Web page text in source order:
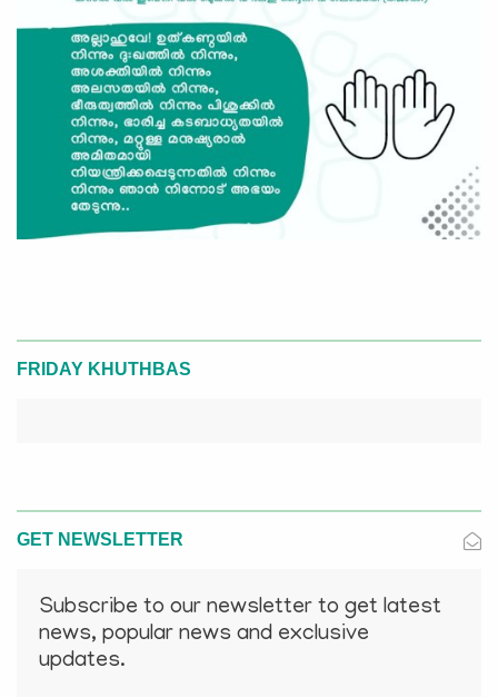
FRIDAY KHUTHBAS
GET NEWSLETTER
Subscribe to our newsletter to get latest
news, popular news and exclusive
updates.